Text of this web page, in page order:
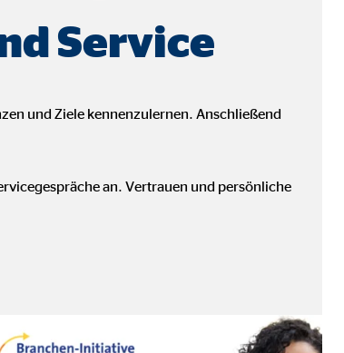
Service
und Ziele kennenzulernen. Anschließend
an. Vertrauen und persönliche